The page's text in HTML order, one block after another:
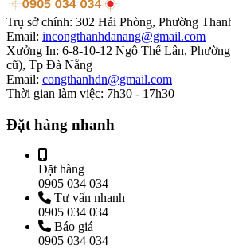
Trụ sở chính: 302 Hải Phòng, Phường
Email: incongthanhdanang@gmail.com
Xưởng In: 6-8-10-12 Ngô Thế Lân,
cũ), Tp Đà Nẵng
Email: congthanhdn@gmail.com
Thời gian làm việc: 7h30 - 17h30
Đặt hàng nhanh
Đặt hàng
0905 034 034
Tư vấn nhanh
0905 034 034
Báo giá
0905 034 034